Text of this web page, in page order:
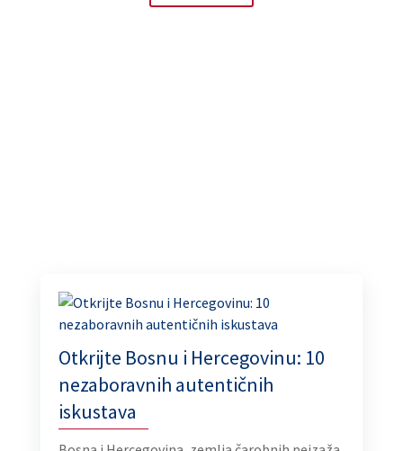
Otkrijte Bosnu i Hercegovinu: 10
nezaboravnih autentičnih
iskustava